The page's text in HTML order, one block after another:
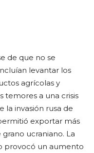
de que no se
levantar los
agrícolas y
temores a una crisis
la invasión rusa de
exportar más
ucraniano. La
provocó un aumento